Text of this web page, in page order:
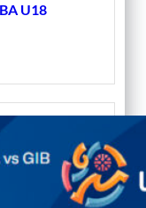
U18